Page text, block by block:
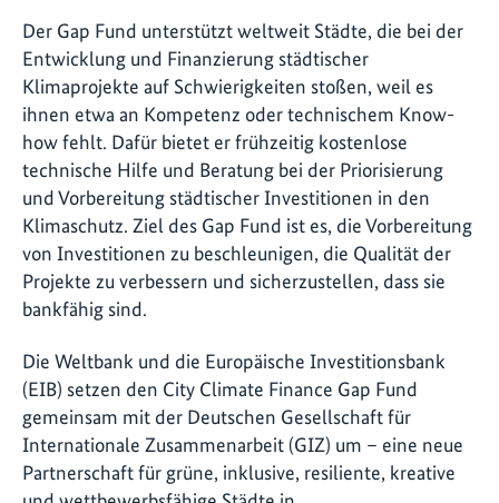
Der Gap Fund unterstützt weltweit Städte, die bei der
Entwicklung und Finanzierung städtischer
Klimaprojekte auf Schwierigkeiten stoßen, weil es
ihnen etwa an Kompetenz oder technischem Know-
how fehlt. Dafür bietet er frühzeitig kostenlose
technische Hilfe und Beratung bei der Priorisierung
und Vorbereitung städtischer Investitionen in den
Klimaschutz. Ziel des Gap Fund ist es, die Vorbereitung
von Investitionen zu beschleunigen, die Qualität der
Projekte zu verbessern und sicherzustellen, dass sie
bankfähig sind.
Die Weltbank und die Europäische Investitionsbank
(EIB) setzen den City Climate Finance Gap Fund
gemeinsam mit der Deutschen Gesellschaft für
Internationale Zusammenarbeit (GIZ) um – eine neue
Partnerschaft für grüne, inklusive, resiliente, kreative